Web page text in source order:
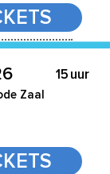
15uur
Zaal